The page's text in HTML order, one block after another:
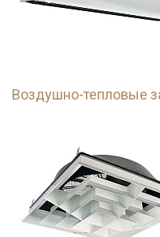
Воздушно-тепловые